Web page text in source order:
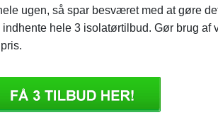
ugen, så spar besværet med at gøre
hele 3 isolatørtilbud. Gør brug